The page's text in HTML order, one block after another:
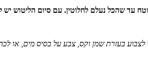
עד שהכל נעלם לחלוטין. עם סיום הליטוש
בעזרת שמן וקס, צבע על בסיס מים, או